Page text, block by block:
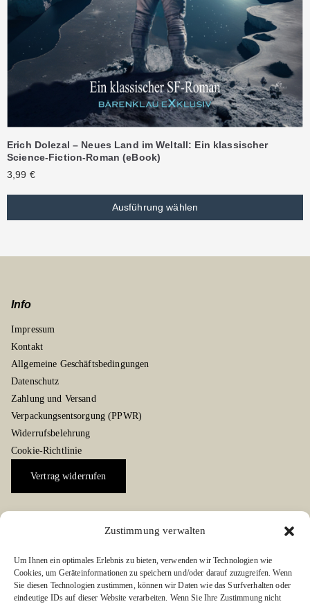
Zustimmung verwalten
Um Ihnen ein optimales Erlebnis zu bieten, verwenden wir Technologien wie
Cookies, um Geräteinformationen zu speichern und/oder darauf zuzugreifen. Wenn
Sie diesen Technologien zustimmen, können wir Daten wie das Surfverhalten oder
eindeutige IDs auf dieser Website verarbeiten. Wenn Sie Ihre Zustimmung nicht
Erich Dolezal – Neues Land im Weltall: Ein klassischer
Science-Fiction-Roman (eBook)
3,99 €
Ausführung wählen
Info
Impressum
Kontakt
Allgemeine Geschäftsbedingungen
Datenschutz
Zahlung und Versand
Verpackungsentsorgung (PPWR)
Widerrufsbelehrung
Cookie-Richtlinie
Vertrag widerrufen
Folgen Sie uns auf Facebook oder Instagram: